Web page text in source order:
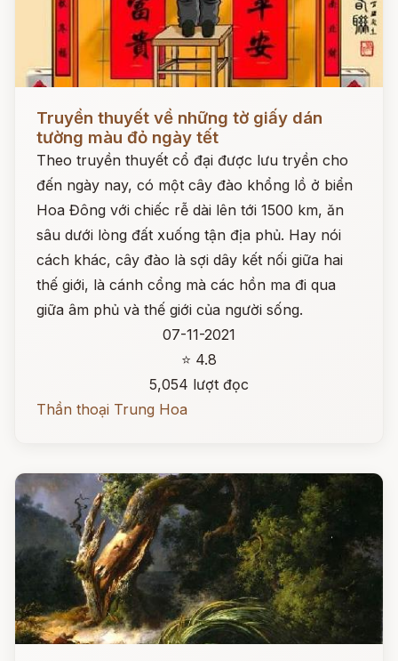
Đọc ngay
Truyền thuyết về những tờ giấy dán
tường màu đỏ ngày tết
Theo truyền thuyết cổ đại được lưu tryền cho
đến ngày nay, có một cây đào khổng lồ ở biển
Hoa Đông với chiếc rễ dài lên tới 1500 km, ăn
sâu dưới lòng đất xuống tận địa phủ. Hay nói
cách khác, cây đào là sợi dây kết nối giữa hai
thế giới, là cánh cổng mà các hồn ma đi qua
giữa âm phủ và thế giới của người sống.
07-11-2021
⭐ 4.8
5,054 lượt đọc
Thần thoại Trung Hoa